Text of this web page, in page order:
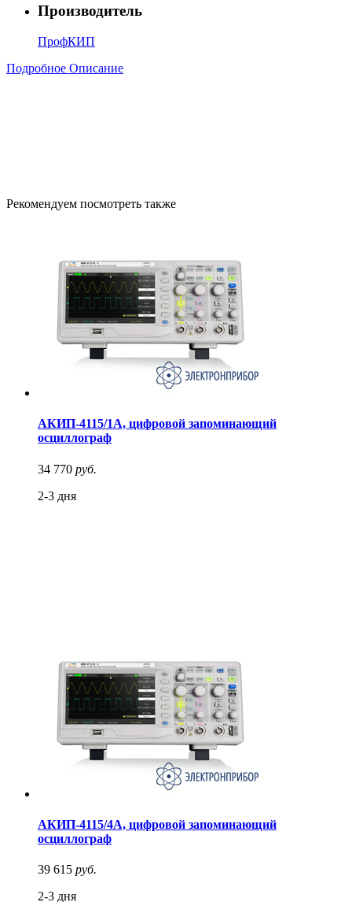
Производитель
ПрофКИП
Подробное Описание
Рекомендуем посмотреть также
АКИП-4115/1А, цифровой запоминающий
осциллограф
34 770 руб.
2-3 дня
АКИП-4115/4А, цифровой запоминающий
осциллограф
39 615 руб.
2-3 дня